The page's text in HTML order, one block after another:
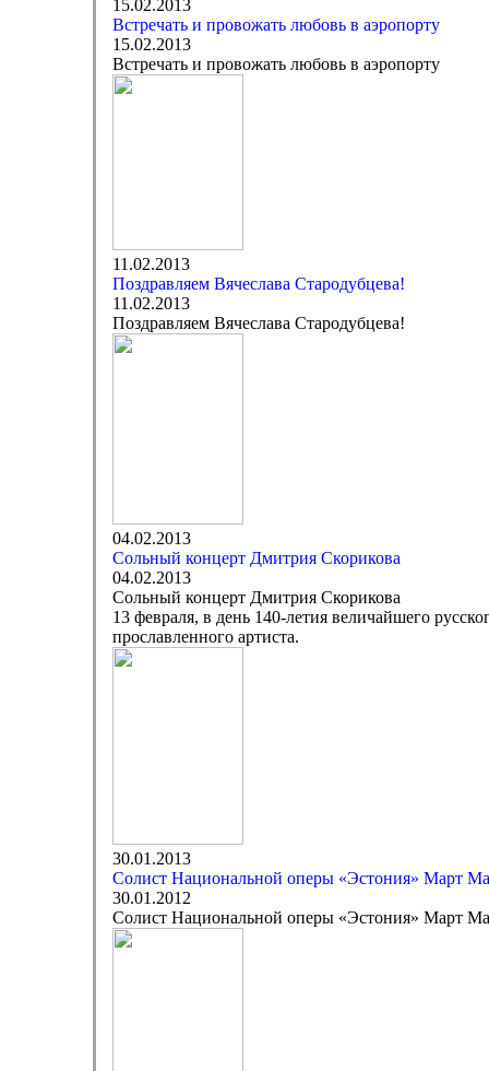
15.02.2013
Встречать и провожать любовь в аэропорту
15.02.2013
Встречать и провожать любовь в аэропорту
11.02.2013
Поздравляем Вячеслава Стародубцева!
11.02.2013
Поздравляем Вячеслава Стародубцева!
04.02.2013
Сольный концерт Дмитрия Скорикова
04.02.2013
Сольный концерт Дмитрия Скорикова
13 февраля, в день 140-летия величайшего
прославленного артиста.
30.01.2013
Cолист Национальной оперы «Эстония» Март
30.01.2012
Cолист Национальной оперы «Эстония» Март